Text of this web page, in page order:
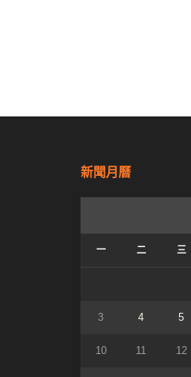
新聞月曆
一 二 三
3 4 5
10 11 12